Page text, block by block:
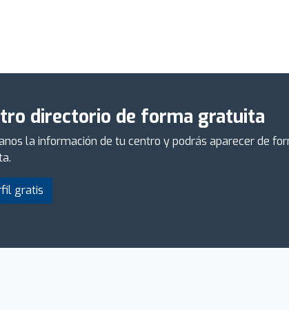
directorio de forma gratuita
la información de tu centro y podrás aparecer de
gratis